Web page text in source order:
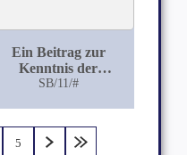
Ein Beitrag zur
Kenntnis der
Wirkung der Lobelia
SB/11/#
5